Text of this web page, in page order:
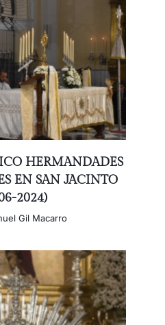
HERMANDADES
EN SAN JACINTO
2024)
Gil Macarro